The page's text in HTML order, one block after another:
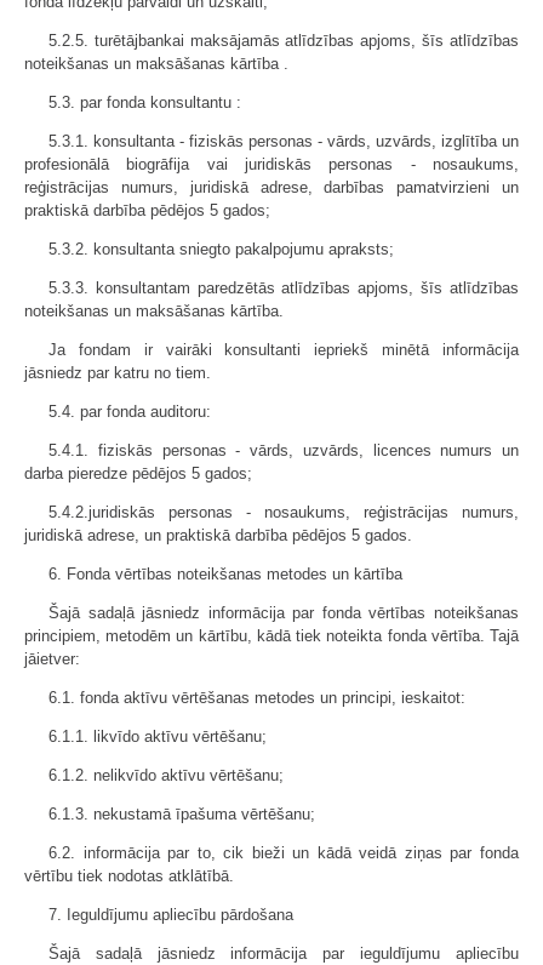
5.2.5. turētājbankai maksājamās atlīdzības apjoms, šīs atlīdzības
noteikšanas un maksāšanas kārtība .
5.3. par fonda konsultantu :
5.3.1. konsultanta - fiziskās personas - vārds, uzvārds, izglītība un
profesionālā biogrāfija vai juridiskās personas - nosaukums,
reģistrācijas numurs, juridiskā adrese, darbības pamatvirzieni un
praktiskā darbība pēdējos 5 gados;
5.3.2. konsultanta sniegto pakalpojumu apraksts;
5.3.3. konsultantam paredzētās atlīdzības apjoms, šīs atlīdzības
noteikšanas un maksāšanas kārtība.
Ja fondam ir vairāki konsultanti iepriekš minētā informācija
jāsniedz par katru no tiem.
5.4. par fonda auditoru:
5.4.1. fiziskās personas - vārds, uzvārds, licences numurs un
darba pieredze pēdējos 5 gados;
5.4.2.juridiskās personas - nosaukums, reģistrācijas numurs,
juridiskā adrese, un praktiskā darbība pēdējos 5 gados.
6. Fonda vērtības noteikšanas metodes un kārtība
Šajā sadaļā jāsniedz informācija par fonda vērtības noteikšanas
principiem, metodēm un kārtību, kādā tiek noteikta fonda vērtība. Tajā
jāietver:
6.1. fonda aktīvu vērtēšanas metodes un principi, ieskaitot:
6.1.1. likvīdo aktīvu vērtēšanu;
6.1.2. nelikvīdo aktīvu vērtēšanu;
6.1.3. nekustamā īpašuma vērtēšanu;
6.2. informācija par to, cik bieži un kādā veidā ziņas par fonda
vērtību tiek nodotas atklātībā.
7. Ieguldījumu apliecību pārdošana
Šajā sadaļā jāsniedz informācija par ieguldījumu apliecību